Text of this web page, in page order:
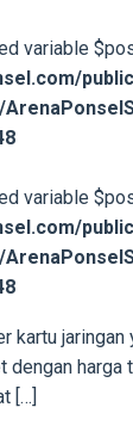
variable
variable
kartu
dengan harga
[…]